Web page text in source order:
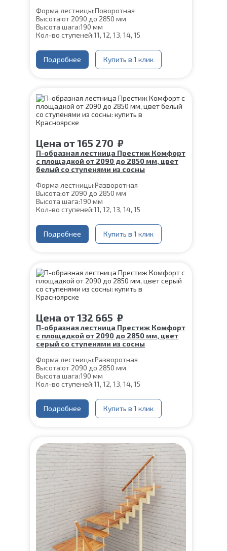
Форма лестницы:Поворотная
Высота:от 2090 до 2850 мм
Высота шага:190 мм
Кол-во ступеней:11, 12, 13, 14, 15
Глубина ступени:
300 мм
Ширина марша:
900 мм
Материал каркаса:Сталь
Угол наклона:39°
Срок гарантии (на металлокаркас):25 лет
Подробнее Купить в 1 клик
Цена от165 270 ₽
П-образная лестница Престиж Комфорт
с площадкой от 2090 до 2850 мм, цвет
белый со ступенями из сосны
Форма лестницы:Разворотная
Высота:от 2090 до 2850 мм
Высота шага:190 мм
Кол-во ступеней:11, 12, 13, 14, 15
Глубина ступени:
300 мм
Материал каркаса:
Сталь
Конструкция:На монокосоуре
Угол наклона:39°
Срок гарантии (на металлокаркас):25 лет
Подробнее Купить в 1 клик
Цена от132 665 ₽
П-образная лестница Престиж Комфорт
с площадкой от 2090 до 2850 мм, цвет
серый со ступенями из сосны
Форма лестницы:Разворотная
Высота:от 2090 до 2850 мм
Высота шага:190 мм
Кол-во ступеней:11, 12, 13, 14, 15
Глубина ступени:
300 мм
Материал каркаса:
Сталь
Конструкция:На монокосоуре
Угол наклона: 39°
Срок гарантии (на металлокаркас):25 лет
Подробнее Купить в 1 клик